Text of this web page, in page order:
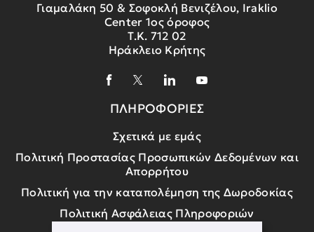
Γιαμαλάκη 50 & Σοφοκλή Βενιζέλου, Iraklio
Center 1ος όροφος
Τ.Κ. 712 02
Ηράκλειο Κρήτης
ΠΛΗΡΟΦΟΡΙΕΣ
Σχετικά με εμάς
Πολιτική Προστασίας Προσωπικών Δεδομένων και
Απορρήτου
Πολιτική για την καταπολέμηση της Δωροδοκίας
Πολιτική Ασφάλειας Πληροφοριών